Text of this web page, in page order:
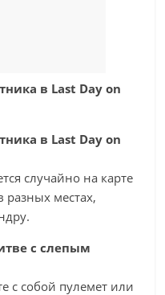
в Last Day on
в Last Day on
случайно на карте
местах,
с слепым
с собой пулемет или